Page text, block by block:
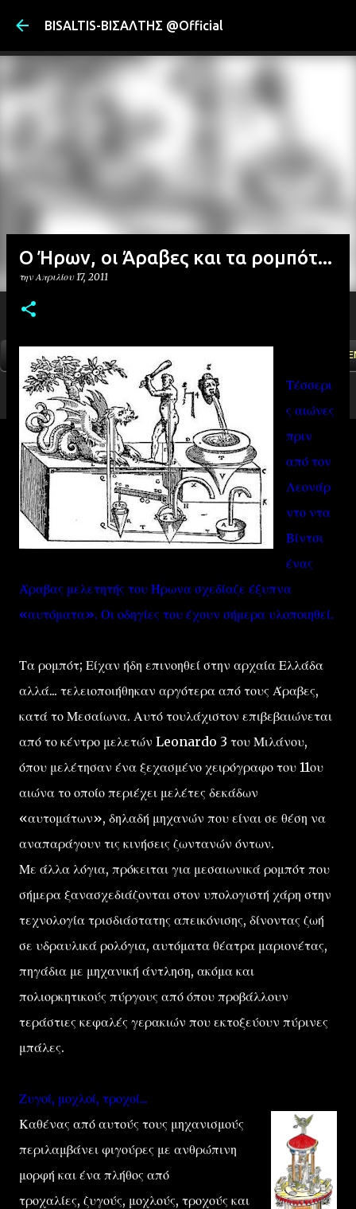
BISALTIS-ΒΙΣΑΛΤΗΣ @Official
ΑΡΧΙΚΗ
Ο Ήρων, οι Άραβες και τα ρομπότ...
τηνΑπριλίου 17, 2011
Τέσσερι
ς αιώνες
πριν
από τον
Λεονάρ
ντο ντα
Βίντσι
ένας
Άραβας μελετητής του Ήρωνα σχεδίαζε έξυπνα
«αυτόματα». Οι οδηγίες του έχουν σήμερα υλοποιηθεί.
Τα ρομπότ; Είχαν ήδη επινοηθεί στην αρχαία Ελλάδα
αλλά... τελειοποιήθηκαν αργότερα από τους Άραβες,
κατά το Μεσαίωνα. Αυτό τουλάχιστον επιβεβαιώνεται
από το κέντρο μελετών Leonardo 3 του Μιλάνου,
όπου μελέτησαν ένα ξεχασμένο χειρόγραφο του 11ου
αιώνα το οποίο περιέχει μελέτες δεκάδων
«αυτομάτων», δηλαδή μηχανών που είναι σε θέση να
αναπαράγουν τις κινήσεις ζωντανών όντων.
Με άλλα λόγια, πρόκειται για μεσαιωνικά ρομπότ που
σήμερα ξανασχεδιάζονται στον υπολογιστή χάρη στην
τεχνολογία τρισδιάστατης απεικόνισης, δίνοντας ζωή
σε υδραυλικά ρολόγια, αυτόματα θέατρα μαριονέτας,
πηγάδια με μηχανική άντληση, ακόμα και
πολιορκητικούς πύργους από όπου προβάλλουν
τεράστιες κεφαλές γερακιών που εκτοξεύουν πύρινες
μπάλες.
Ζυγοί, μοχλοί, τροχοί...
Καθένας από αυτούς τους μηχανισμούς
περιλαμβάνει φιγούρες με ανθρώπινη
μορφή και ένα πλήθος από
τροχαλίες, ζυγούς, μοχλούς, τροχούς και